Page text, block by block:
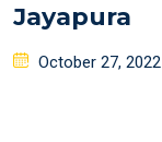
Jayapura
Posted
October 27, 2022